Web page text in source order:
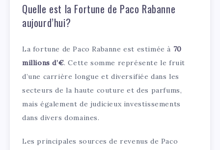
Quelle est la Fortune de Paco Rabanne
aujourd’hui?
La fortune de Paco Rabanne est estimée à 70
millions d’€. Cette somme représente le fruit
d’une carrière longue et diversifiée dans les
secteurs de la haute couture et des parfums,
mais également de judicieux investissements
dans divers domaines.
Les principales sources de revenus de Paco